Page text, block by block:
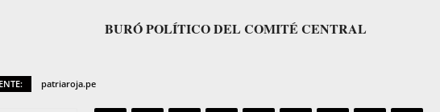
BURÓ POLÍTICO DEL COMITÉ CENTRAL
patriaroja.pe